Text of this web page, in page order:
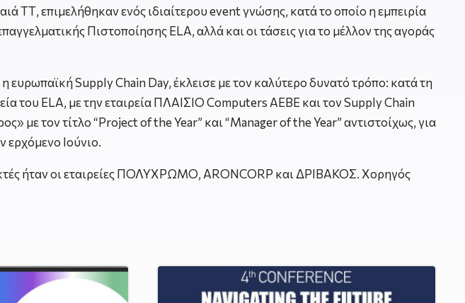
ΤΤ, επιμελήθηκαν ενός ιδιαίτερου event γνώσης, κατά το οποίο η εμπειρία
Πιστοποίησης ELA, αλλά και οι τάσεις για το μέλλον της αγοράς
ευρωπαϊκή Supply Chain Day, έκλεισε με τον καλύτερο δυνατό τρόπο: κατά τη
του ELA, με την εταιρεία ΠΛΑΙΣΙΟ Computers AEΒΕ και τον Supply Chain
με τον τίτλο “Project of the Year” και “Manager of the Year” αντιστοίχως, για
ερχόμενο Ιούνιο.
ήταν οι εταιρείες ΠΟΛΥΧΡΩΜΟ, ARONCORP και ΔΡΙΒΑΚΟΣ. Xορηγός